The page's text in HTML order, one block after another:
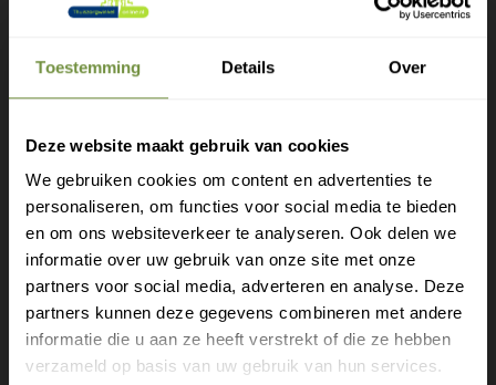
Toestemming Details Over
Deze website maakt gebruik van cookies
We gebruiken cookies om content en advertenties te
personaliseren, om functies voor social media te bieden
en om ons websiteverkeer te analyseren. Ook delen we
informatie over uw gebruik van onze site met onze
partners voor social media, adverteren en analyse. Deze
partners kunnen deze gegevens combineren met andere
informatie die u aan ze heeft verstrekt of die ze hebben
verzameld op basis van uw gebruik van hun services.
het comfort behouden blijft tijdens beweging.
De anatomisch gevormde, volledig comprimerende hiel
ondersteund zonder de bewegingsvrijheid volledig te
beperken.
De bandage stimuleert de doorbloeding en helpt bij het
verminderen van zwelling, waardoor het herstelproces
wordt versneld. Hierdoor is de Juzo Bandage bijzonder
geschikt voor zowel revalidatie als dagelijks gebruik bij
chronische klachten.
Gratis verzending?
Laat je e-mail achter.
Meld je aan voor onze nieuwsbrief en
ontvang direct een gratis verzending